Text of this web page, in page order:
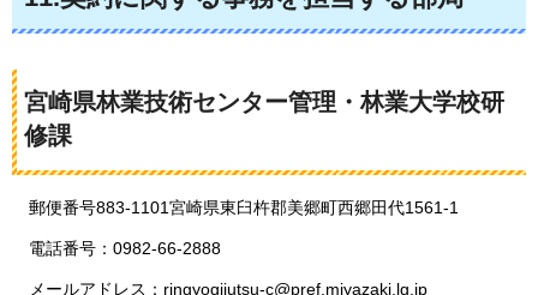
宮崎県林業技術センター管理・林業大学校研
修課
郵便番号883-1101宮崎県東臼杵郡美郷町西郷田代1561-1
電話番号：0982-66-2888
メールアドレス：ringyogijutsu-c@pref.miyazaki.lg.jp